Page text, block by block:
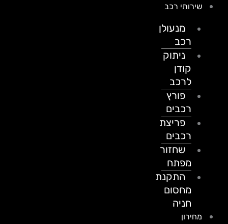
שירותי רכב
מנעולן
ניתוק
לרכב
פורץ
רכבים
פריצת
רכבים
שחזור
מפתח
התקנת
מחסום
חניה
מחירון